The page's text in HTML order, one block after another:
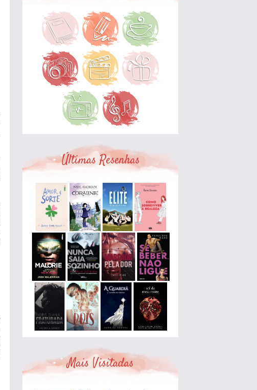
Últimas Resenhas
Mais Visitadas